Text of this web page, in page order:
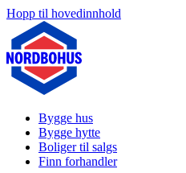
Hopp til hovedinnhold
Bygge hus
Bygge hytte
Boliger til salgs
Finn forhandler